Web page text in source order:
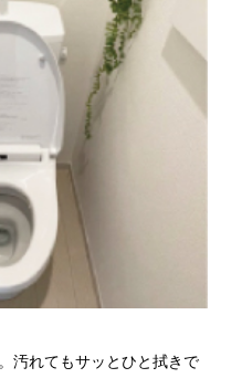
汚れてもサッとひと拭きで